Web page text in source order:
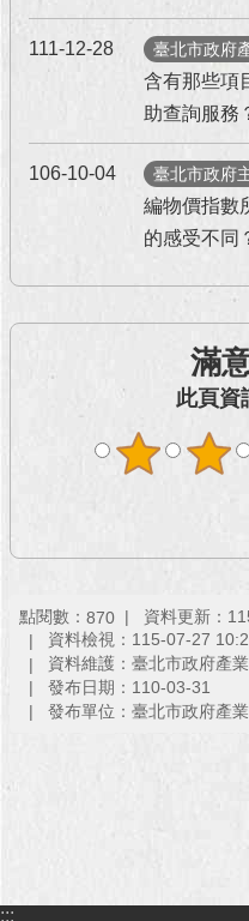
111-12-28 臺北市政府
含有那些項
助查詢服務
106-10-04 臺北市政府
編物價指數
的感受不同
滿
此頁資
點閱數： 870
資料更新：
資料檢視：115-07-27
資料維護：臺北市政府產
發布日期：110-03-31
發布單位：臺北市政府產
:::